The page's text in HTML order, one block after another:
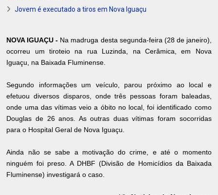
Jovem é executado a tiros em Nova Iguaçu
NOVA IGUAÇU - Na madruga desta segunda-feira (28 de janeiro),
ocorreu um tiroteio na rua Luzinda, na Cerâmica, em Nova
Iguaçu, na Baixada Fluminense.
Segundo informações um veículo, parou próximo ao local e
efetuou diversos disparos, onde três pessoas foram baleadas,
onde uma das vítimas veio a óbito no local, foi identificado como
Douglas de 26 anos. As outras duas vítimas foram socorridas
para o Hospital Geral de Nova Iguaçu.
Ainda não se sabe a motivação do crime, e até o momento
ninguém foi preso. A DHBF (Divisão de Homicídios da Baixada
Fluminense) investigará o caso.